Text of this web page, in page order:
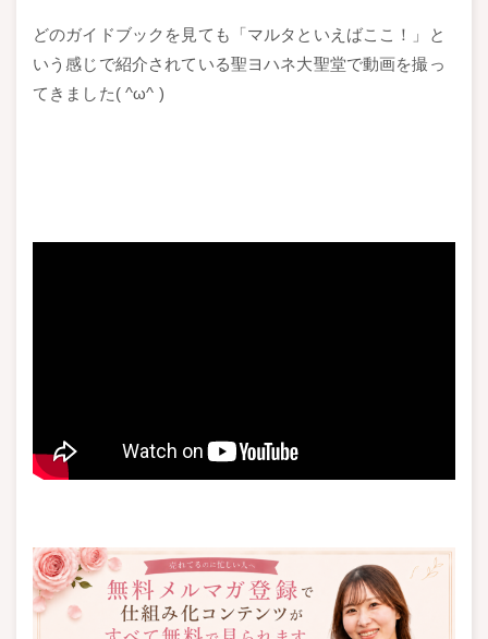
どのガイドブックを見ても「マルタといえばここ！」と
いう感じで紹介されている聖ヨハネ大聖堂で動画を撮っ
てきました( ^ω^ )